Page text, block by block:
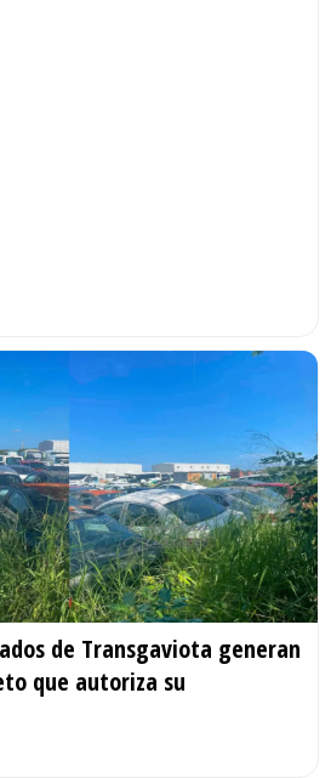
de Transgaviota generan
que autoriza su